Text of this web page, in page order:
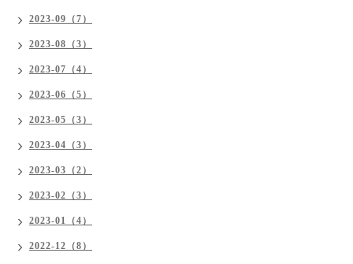
2023-09（7）
2023-08（3）
2023-07（4）
2023-06（5）
2023-05（3）
2023-04（3）
2023-03（2）
2023-02（3）
2023-01（4）
2022-12（8）